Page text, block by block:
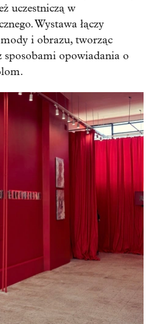
uczestniczą w
Wystawa łączy
mody i obrazu, tworząc
sposobami opowiadania o